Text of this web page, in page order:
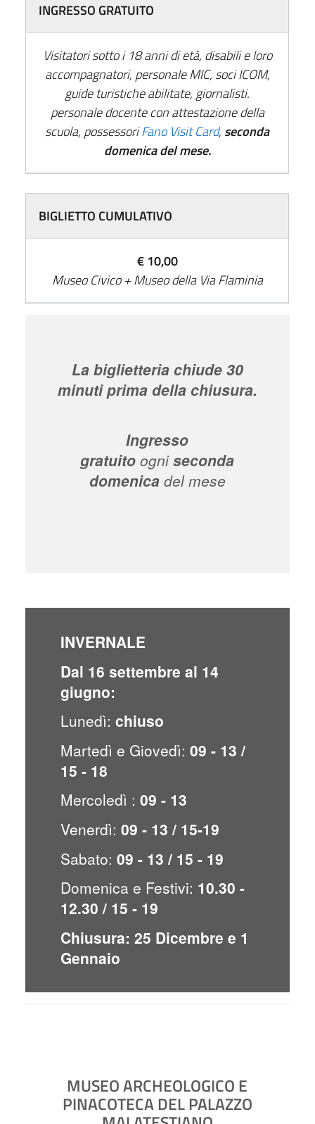
INGRESSO GRATUITO
Visitatori sotto i 18 anni di età, disabili e loro
accompagnatori, personale MIC, soci ICOM,
guide turistiche abilitate, giornalisti.
personale docente con attestazione della
scuola, possessoriFano Visit Card, seconda
domenica del mese.
BIGLIETTO CUMULATIVO
€ 10,00
Museo Civico + Museo della Via Flaminia
La biglietteria chiude 30
minuti prima della chiusura.
Ingresso
gratuito ogniseconda
domenicadel mese
INVERNALE
Dal 16 settembre al 14
giugno:
Lunedì: chiuso
Martedì e Giovedì: 09 - 13 /
15 - 18
Mercoledì : 09 - 13
Venerdì: 09 - 13 / 15-19
Sabato: 09 - 13 / 15 - 19
Domenica e Festivi: 10.30 -
12.30 / 15 - 19
Chiusura: 25 Dicembre e 1
Gennaio
MUSEO ARCHEOLOGICO E
PINACOTECA DEL PALAZZO